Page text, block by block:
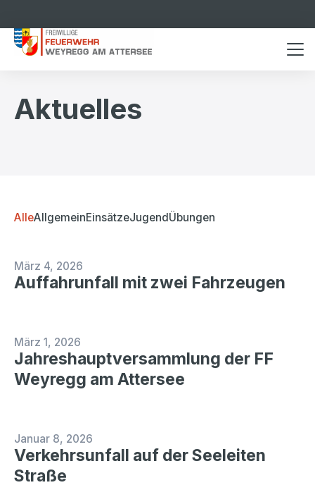
Aktuelles
AlleAllgemeinEinsätzeJugendÜbungen
März 4, 2026
Auffahrunfall mit zwei Fahrzeugen
März 1, 2026
Jahreshauptversammlung der FF
Weyregg am Attersee
Januar 8, 2026
Verkehrsunfall auf der Seeleiten
Straße